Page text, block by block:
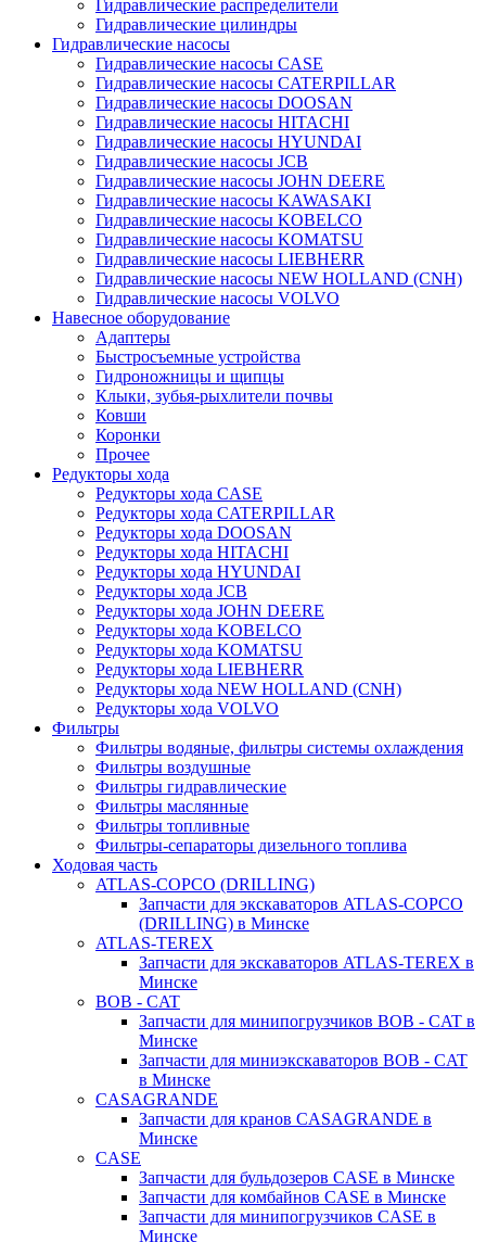
Гидравлические распределители
Гидравлические цилиндры
Гидравлические насосы
Гидравлические насосы CASE
Гидравлические насосы CATERPILLAR
Гидравлические насосы DOOSAN
Гидравлические насосы HITACHI
Гидравлические насосы HYUNDAI
Гидравлические насосы JCB
Гидравлические насосы JOHN DEERE
Гидравлические насосы KAWASAKI
Гидравлические насосы KOBELCO
Гидравлические насосы KOMATSU
Гидравлические насосы LIEBHERR
Гидравлические насосы NEW HOLLAND (CNH)
Гидравлические насосы VOLVO
Навесное оборудование
Адаптеры
Быстросъемные устройства
Гидроножницы и щипцы
Клыки, зубья-рыхлители почвы
Ковши
Коронки
Прочее
Редукторы хода
Редукторы хода CASE
Редукторы хода CATERPILLAR
Редукторы хода DOOSAN
Редукторы хода HITACHI
Редукторы хода HYUNDAI
Редукторы хода JCB
Редукторы хода JOHN DEERE
Редукторы хода KOBELCO
Редукторы хода KOMATSU
Редукторы хода LIEBHERR
Редукторы хода NEW HOLLAND (CNH)
Редукторы хода VOLVO
Фильтры
Фильтры водяные, фильтры системы охлаждения
Фильтры воздушные
Фильтры гидравлические
Фильтры маслянные
Фильтры топливные
Фильтры-сепараторы дизельного топлива
Ходовая часть
ATLAS-COPCO (DRILLING)
Запчасти для экскаваторов ATLAS-COPCO
(DRILLING) в Минске
ATLAS-TEREX
Запчасти для экскаваторов ATLAS-TEREX в
Минске
BOB - CAT
Запчасти для минипогрузчиков BOB - CAT в
Минске
Запчасти для миниэкскаваторов BOB - CAT
в Минске
CASAGRANDE
Запчасти для кранов CASAGRANDE в
Минске
CASE
Запчасти для бульдозеров CASE в Минске
Запчасти для комбайнов CASE в Минске
Запчасти для минипогрузчиков CASE в
Минске